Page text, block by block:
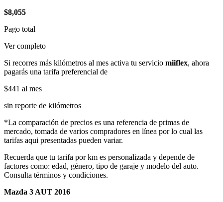
$8,055
Pago total
Ver completo
Si recorres más kilómetros al mes activa tu servicio miiflex, ahora
pagarás una tarifa preferencial de
$441 al mes
sin reporte de kilómetros
*La comparación de precios es una referencia de primas de
mercado, tomada de varios compradores en línea por lo cual las
tarifas aqui presentadas pueden variar.
Recuerda que tu tarifa por km es personalizada y depende de
factores como: edad, género, tipo de garaje y modelo del auto.
Consulta términos y condiciones.
Mazda 3 AUT 2016